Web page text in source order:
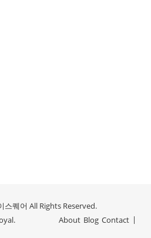
스퀘어 All Rights Reserved.
About Blog Contact
.